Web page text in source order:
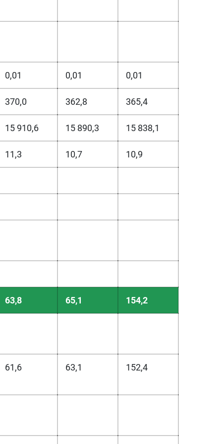
0,01 0,01 0,01
370,0 362,8 365,4
15 910,6 15 890,3 15 838,1
11,3 10,7 10,9
63,8 65,1 154,2
61,6 63,1 152,4